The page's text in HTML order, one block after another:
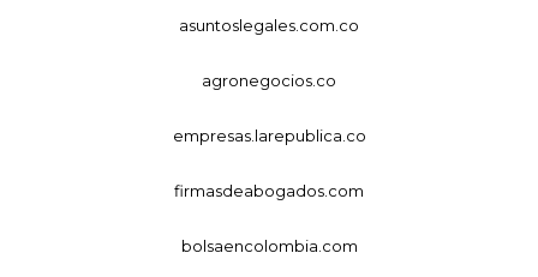
asuntoslegales.com.co
agronegocios.co
empresas.larepublica.co
firmasdeabogados.com
bolsaencolombia.com